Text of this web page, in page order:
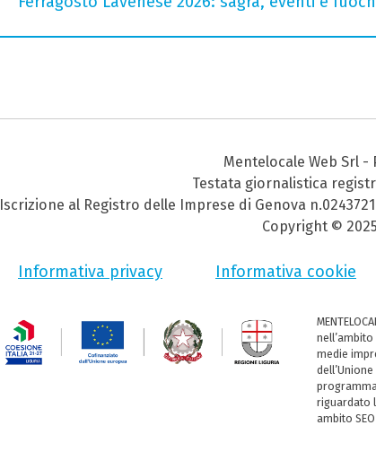
Mentelocale Web Srl
Testata giornalistica
Iscrizione al Registro delle Imprese di Genova
Copyright ©
Informativa privacy Informativa cookie
medie
riguardato
ambito